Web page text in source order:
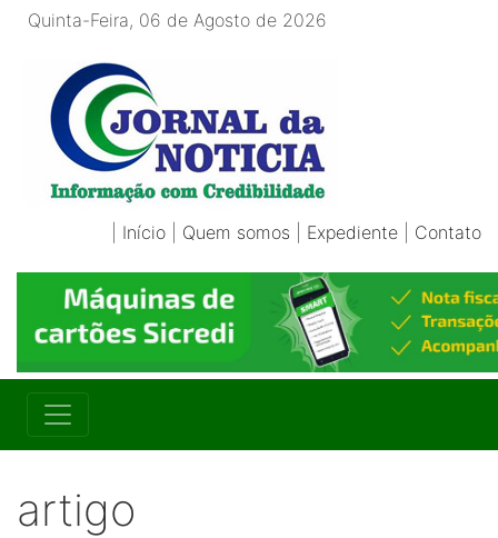
Quinta-Feira, 06 de Agosto de 2026
Início Quem somos Expediente Contato
artigo